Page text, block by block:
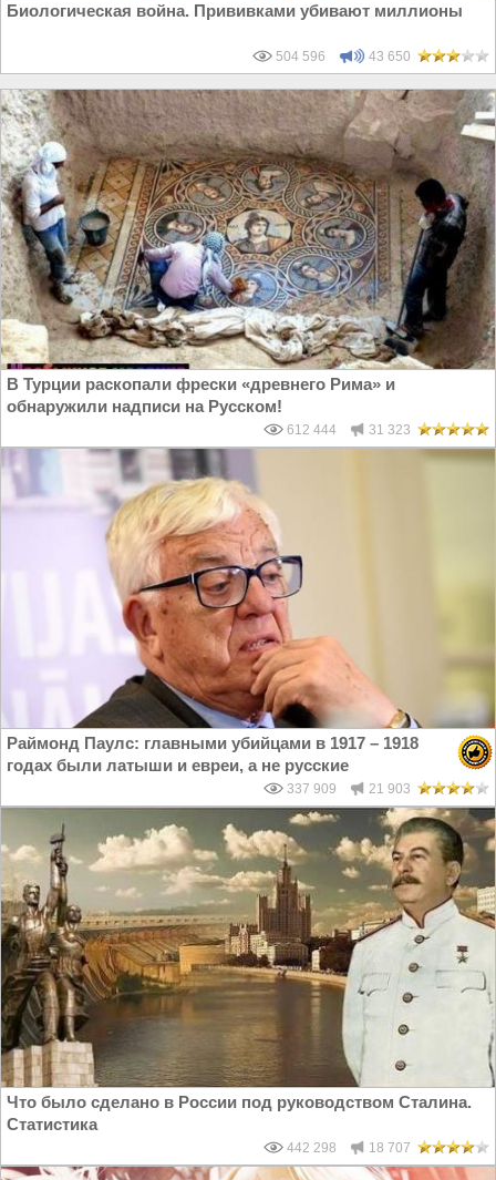
Биологическая война. Прививками убивают миллионы
504 596 43 650
В Турции раскопали фрески «древнего Рима» и
обнаружили надписи на Русском!
612 444 31 323
Раймонд Паулс: главными убийцами в 1917 – 1918
годах были латыши и евреи, а не русские
337 909 21 903
Что было сделано в России под руководством Сталина.
Статистика
442 298 18 707